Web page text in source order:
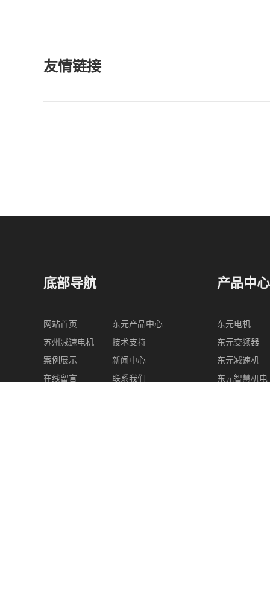
友情链接
底部导航
网站首页
东元产品中心
苏州减速电机
技术支持
案例展示
新闻中心
在线留言
联系我们
产品中心
东元电机
东元变频器
东元减速机
东元智慧机电